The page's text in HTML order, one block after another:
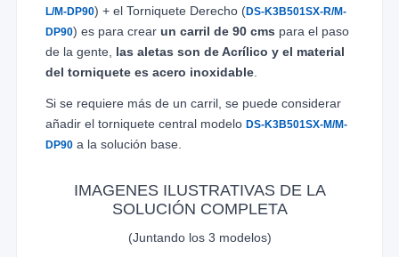
L/M-DP90) + el Torniquete Derecho (DS-K3B501SX-R/M-
DP90) es para crear un carril de 90 cms para el paso
de la gente, las aletas son de Acrílico y el material
del torniquete es acero inoxidable.
Si se requiere más de un carril, se puede considerar
añadir el torniquete central modelo DS-K3B501SX-M/M-
DP90a la solución base.
IMAGENES ILUSTRATIVAS DE LA
SOLUCIÓN COMPLETA
(Juntando los 3 modelos)